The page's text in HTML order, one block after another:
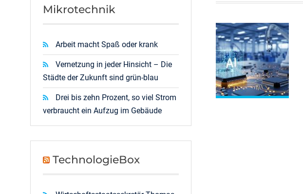
Mikrotechnik
Arbeit macht Spaß oder krank
Vernetzung in jeder Hinsicht – Die
Städte der Zukunft sind grün-blau
Drei bis zehn Prozent, so viel Strom
verbraucht ein Aufzug im Gebäude
TechnologieBox